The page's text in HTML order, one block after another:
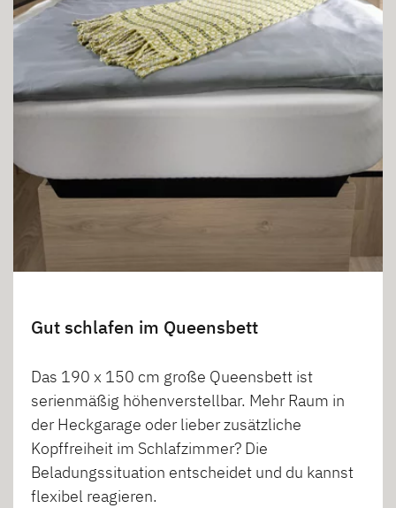
Gut schlafen im Queensbett
Das 190 x 150 cm große Queensbett ist
serienmäßig höhenverstellbar. Mehr Raum in
der Heckgarage oder lieber zusätzliche
Kopffreiheit im Schlafzimmer? Die
Beladungssituation entscheidet und du kannst
flexibel reagieren.